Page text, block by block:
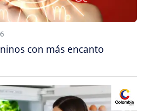
con más encanto